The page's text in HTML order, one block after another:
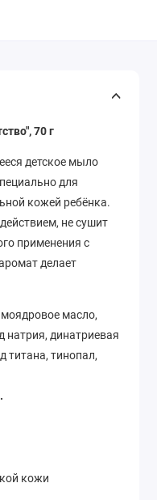
70 г
детское мыло
для
кожей ребёнка.
не сушит
применения с
делает
масло,
натрия, динатриевая
титана, тинопал,
кожи